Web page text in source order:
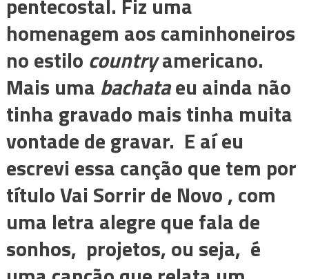
pentecostal. Fiz uma
homenagem aos caminhoneiros
no estilo countryamericano.
Mais uma bachataeu ainda não
tinha gravado mais tinha muita
vontade de gravar. E aí eu
escrevi essa canção que tem por
título Vai Sorrir de Novo , com
uma letra alegre que fala de
sonhos, projetos, ou seja, é